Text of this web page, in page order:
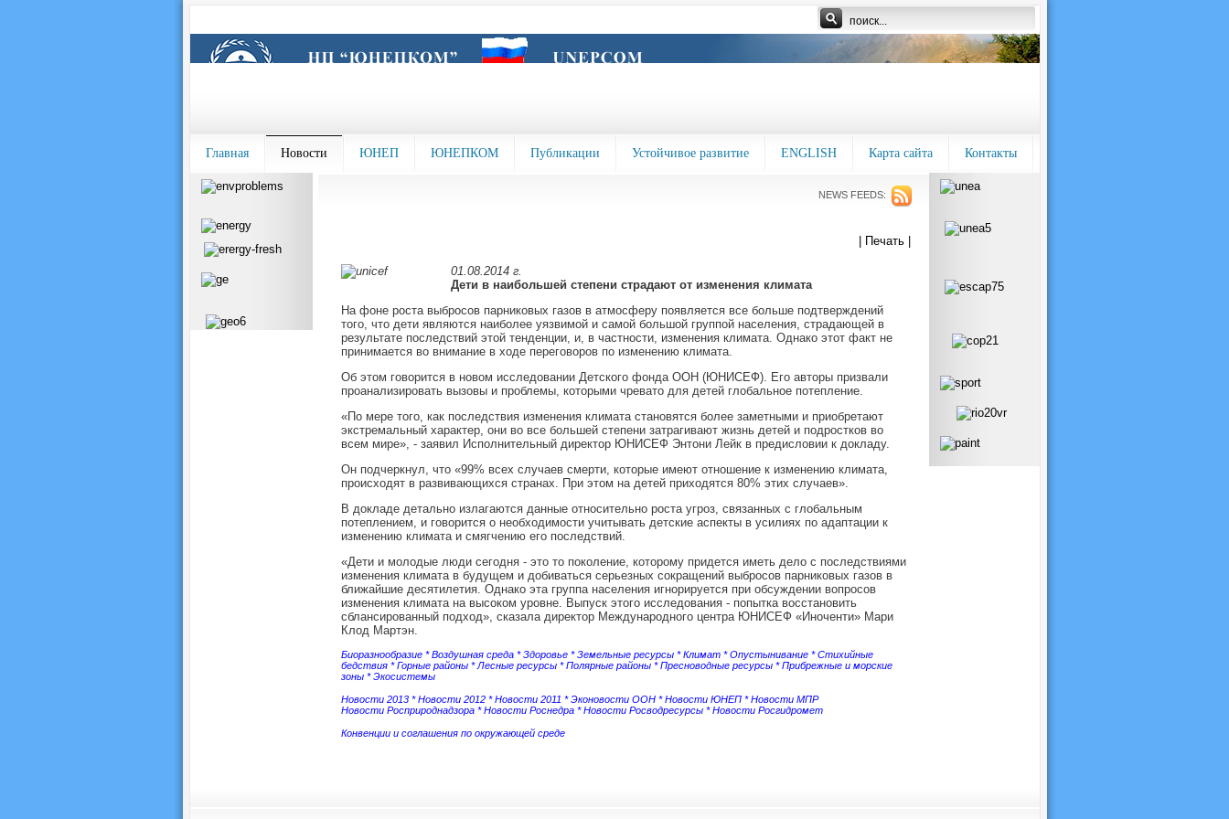
Главная Новости ЮНЕП ЮНЕПКОМ Публикации Устойчивое развитие ENGLISH Карта сайта Контакты
NEWS FEEDS:
| Печать |
01.08.2014 г.
Дети в наибольшей степени страдают от изменения климата
На фоне роста выбросов парниковых газов в атмосферу появляется все больше подтверждений
того, что дети являются наиболее уязвимой и самой большой группой населения, страдающей в
результате последствий этой тенденции, и, в частности, изменения климата. Однако этот факт не
принимается во внимание в ходе переговоров по изменению климата.
Об этом говорится в новом исследовании Детского фонда ООН (ЮНИСЕФ). Его авторы призвали
проанализировать вызовы и проблемы, которыми чревато для детей глобальное потепление.
«По мере того, как последствия изменения климата становятся более заметными и приобретают
экстремальный характер, они во все большей степени затрагивают жизнь детей и подростков во
всем мире», - заявил Исполнительный директор ЮНИСЕФ Энтони Лейк в предисловии к докладу.
Он подчеркнул, что «99% всех случаев смерти, которые имеют отношение к изменению климата,
происходят в развивающихся странах. При этом на детей приходятся 80% этих случаев».
В докладе детально излагаются данные относительно роста угроз, связанных с глобальным
потеплением, и говорится о необходимости учитывать детские аспекты в усилиях по адаптации к
изменению климата и смягчению его последствий.
«Дети и молодые люди сегодня - это то поколение, которому придется иметь дело с последствиями
изменения климата в будущем и добиваться серьезных сокращений выбросов парниковых газов в
ближайшие десятилетия. Однако эта группа населения игнорируется при обсуждении вопросов
изменения климата на высоком уровне. Выпуск этого исследования - попытка восстановить
сблансированный подход», сказала директор Международного центра ЮНИСЕФ «Иноченти» Мари
Клод Мартэн.
Биоразнообразие *Воздушная среда *Здоровье *Земельные ресурсы *Климат *Опустынивание *Стихийные
бедствия *Горные районы *Лесные ресурсы *Полярные районы *Пресноводные ресурсы *Прибрежные и морские
зоны *Экосистемы
Новости 2013*Новости 2012*Новости 2011 *Эконовости ООН*Новости ЮНЕП*Новости МПР
Новости Росприроднадзора*Новости Роснедра*Новости Росводресурсы*Новости Росгидромет
Конвенции и соглашения по окружающей среде